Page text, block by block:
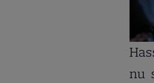
nu